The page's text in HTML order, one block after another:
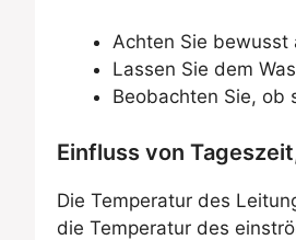
Achten Sie bewusst
Lassen Sie dem
Beobachten Sie, ob
Einfluss von
Die Temperatur des
die Temperatur des